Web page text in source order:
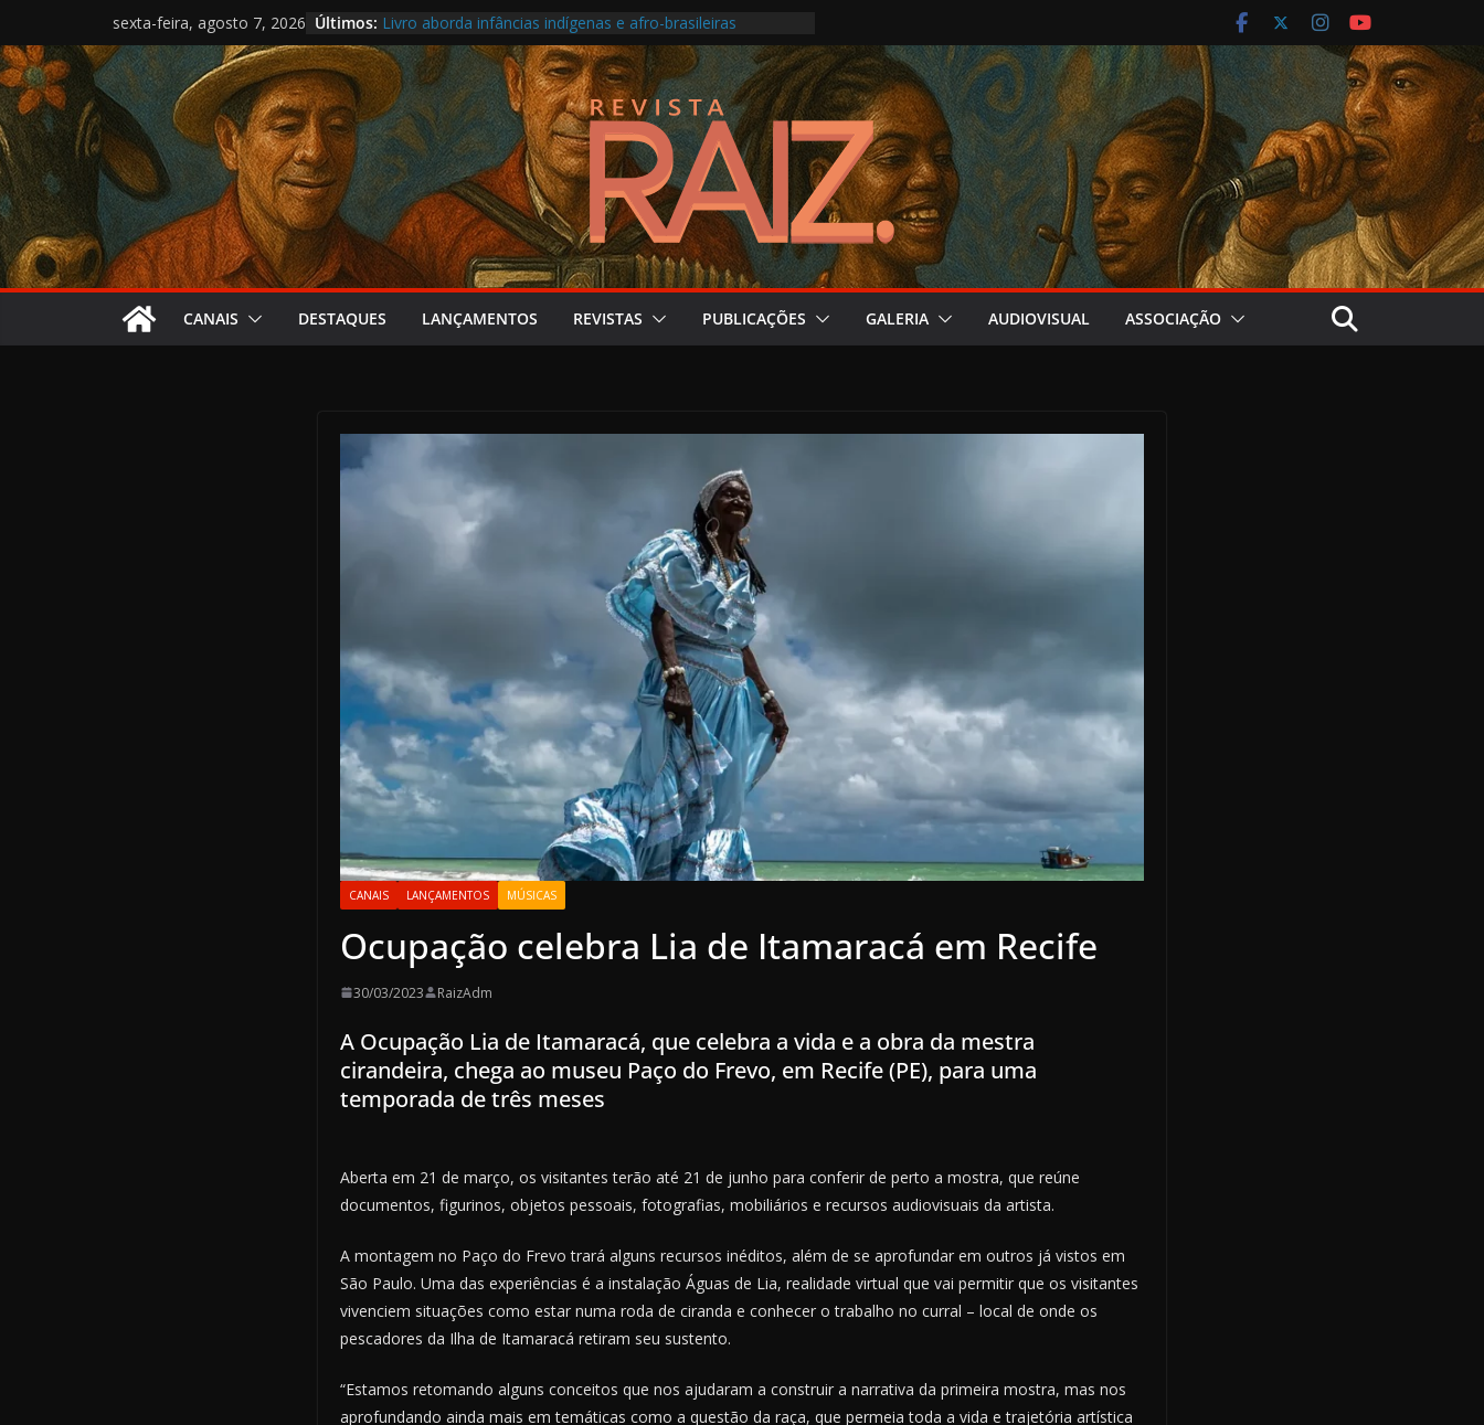
para
o
conteúdo
sexta-feira, agosto 7, 2026 Últimos: Livro aborda infâncias indígenas e afro-brasileiras
Samba da Volta transforma roda carioca em álbum ao vivo
O circo presente no Festival do Patrimônio em São Paulo
Cartografia reúne produção musical ligada à saúde mental
Nova lei aproxima os Pontos de Cultura e as escolas
CANAIS DESTAQUES LANÇAMENTOS REVISTAS PUBLICAÇÕES GALERIA AUDIOVISUAL ASSOCIAÇÃO
CANAIS LANÇAMENTOS MÚSICAS
Ocupação celebra Lia de Itamaracá em Recife
30/03/2023 RaizAdm
A Ocupação Lia de Itamaracá, que celebra a vida e a obra da mestra
cirandeira, chega ao museu Paço do Frevo, em Recife (PE), para uma
temporada de três meses
Aberta em 21 de março, os visitantes terão até 21 de junho para conferir de perto a mostra, que reúne
documentos, figurinos, objetos pessoais, fotografias, mobiliários e recursos audiovisuais da artista.
A montagem no Paço do Frevo trará alguns recursos inéditos, além de se aprofundar em outros já vistos em
São Paulo. Uma das experiências é a instalação Águas de Lia, realidade virtual que vai permitir que os visitantes
vivenciem situações como estar numa roda de ciranda e conhecer o trabalho no curral – local de onde os
pescadores da Ilha de Itamaracá retiram seu sustento.
“Estamos retomando alguns conceitos que nos ajudaram a construir a narrativa da primeira mostra, mas nos
aprofundando ainda mais em temáticas como a questão da raça, que permeia toda a vida e trajetória artística